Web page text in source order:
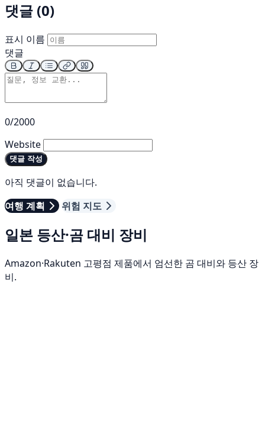
댓글 (0)
표시 이름
댓글
0/2000
Website
댓글 작성
아직 댓글이 없습니다.
여행 계획
위험 지도
일본 등산·곰 대비 장비
Amazon·Rakuten 고평점 제품에서 엄선한 곰 대비와 등산 장
비.